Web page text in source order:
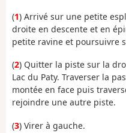
(1) Arrivé sur une petite
droite en descente et en
petite ravine et poursuivre
(2) Quitter la piste sur la
Lac du Paty. Traverser la
montée en face puis
rejoindre une autre piste.
(3) Virer à gauche.